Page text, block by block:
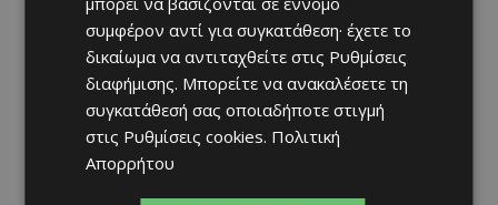
συμφέρον αντί για συγκατάθεση· έχετε το
δικαίωμα να αντιταχθείτε στις Ρυθμίσεις
διαφήμισης. Μπορείτε να ανακαλέσετε τη
συγκατάθεσή σας οποιαδήποτε στιγμή
στις Ρυθμίσεις cookies. Πολιτική
Απορρήτου